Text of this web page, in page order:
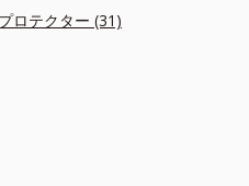
ロテクター (31)